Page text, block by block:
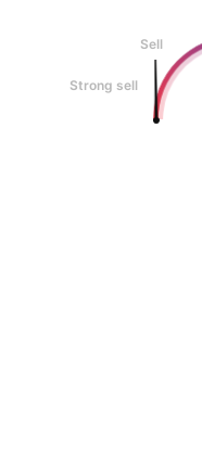
Sell
Strong sell